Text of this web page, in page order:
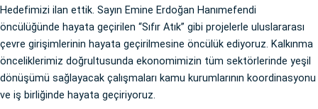
Hedefimizi ilan ettik. Sayın Emine Erdoğan Hanımefendi
öncülüğünde hayata geçirilen “Sıfır Atık” gibi projelerle uluslararası
çevre girişimlerinin hayata geçirilmesine öncülük ediyoruz. Kalkınma
önceliklerimiz doğrultusunda ekonomimizin tüm sektörlerinde yeşil
dönüşümü sağlayacak çalışmaları kamu kurumlarının koordinasyonu
ve iş birliğinde hayata geçiriyoruz.